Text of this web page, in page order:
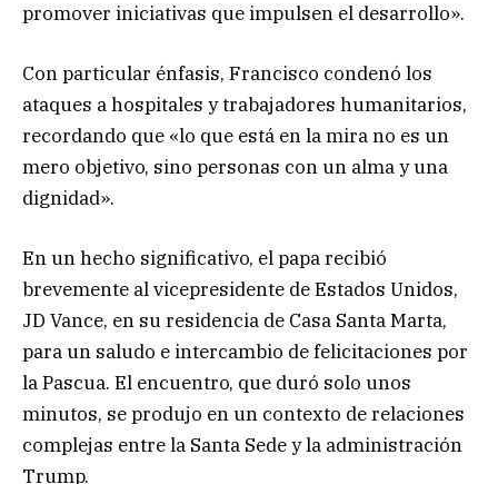
promover iniciativas que impulsen el desarrollo».
Con particular énfasis, Francisco condenó los
ataques a hospitales y trabajadores humanitarios,
recordando que «lo que está en la mira no es un
mero objetivo, sino personas con un alma y una
dignidad».
En un hecho significativo, el papa recibió
brevemente al vicepresidente de Estados Unidos,
JD Vance, en su residencia de Casa Santa Marta,
para un saludo e intercambio de felicitaciones por
la Pascua. El encuentro, que duró solo unos
minutos, se produjo en un contexto de relaciones
complejas entre la Santa Sede y la administración
Trump.